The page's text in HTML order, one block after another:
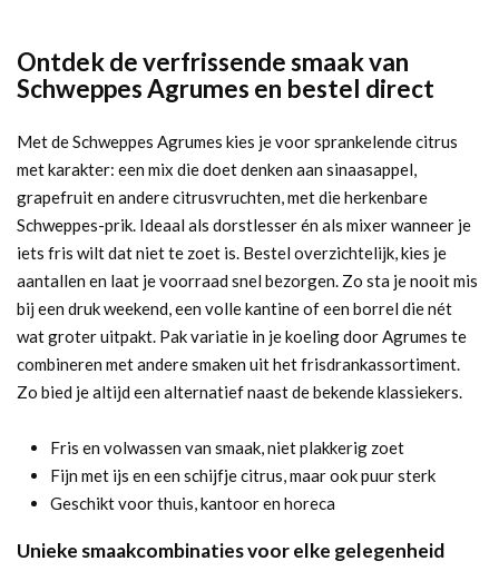
Ontdek de verfrissende smaak van
Schweppes Agrumes en bestel direct
Met de Schweppes Agrumes kies je voor sprankelende citrus
met karakter: een mix die doet denken aan sinaasappel,
grapefruit en andere citrusvruchten, met die herkenbare
Schweppes-prik. Ideaal als dorstlesser én als mixer wanneer je
iets fris wilt dat niet te zoet is. Bestel overzichtelijk, kies je
aantallen en laat je voorraad snel bezorgen. Zo sta je nooit mis
bij een druk weekend, een volle kantine of een borrel die nét
wat groter uitpakt. Pak variatie in je koeling door Agrumes te
combineren met andere smaken uit het frisdrankassortiment.
Zo bied je altijd een alternatief naast de bekende klassiekers.
Fris en volwassen van smaak, niet plakkerig zoet
Fijn met ijs en een schijfje citrus, maar ook puur sterk
Geschikt voor thuis, kantoor en horeca
Unieke smaakcombinaties voor elke gelegenheid